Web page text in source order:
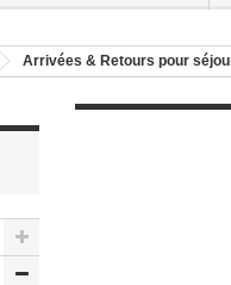
Arrivées & Retours pour